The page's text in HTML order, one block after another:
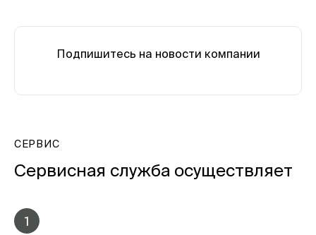
Подпишитесь на новости компании
СЕРВИС
Сервисная служба осуществляет
1